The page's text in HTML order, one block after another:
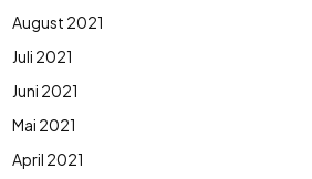
August 2021
Juli 2021
Juni 2021
Mai 2021
April 2021